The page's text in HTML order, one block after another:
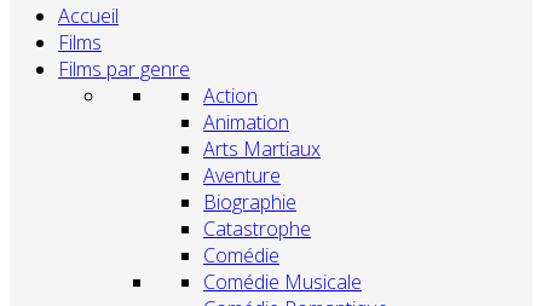
Accueil
Films
Films par genre
Action
Animation
Arts Martiaux
Aventure
Biographie
Catastrophe
Comédie
Comédie Musicale